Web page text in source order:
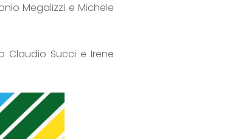
Megalizzi e Michele
Claudio Succi e Irene